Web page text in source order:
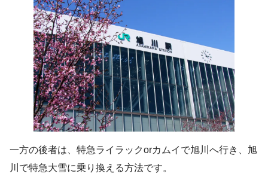
一方の後者は、特急ライラックorカムイで旭川へ行き、旭
川で特急大雪に乗り換える方法です。